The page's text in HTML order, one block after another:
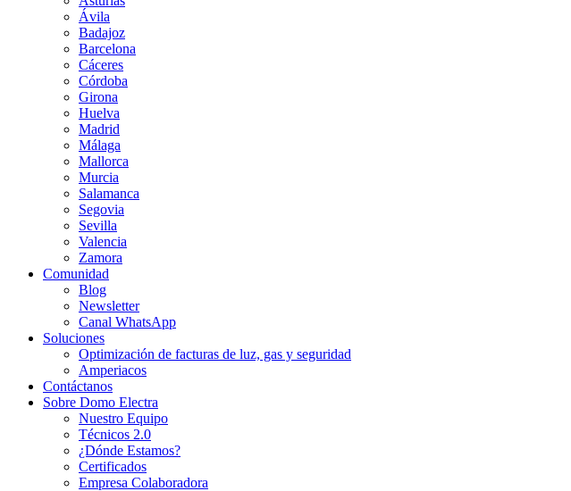
Ávila
Badajoz
Barcelona
Cáceres
Córdoba
Girona
Huelva
Madrid
Málaga
Mallorca
Murcia
Salamanca
Segovia
Sevilla
Valencia
Zamora
Comunidad
Blog
Newsletter
Canal WhatsApp
Soluciones
Optimización de facturas de luz, gas y seguridad
Amperiacos
Contáctanos
Sobre Domo Electra
Nuestro Equipo
Técnicos 2.0
¿Dónde Estamos?
Certificados
Empresa Colaboradora